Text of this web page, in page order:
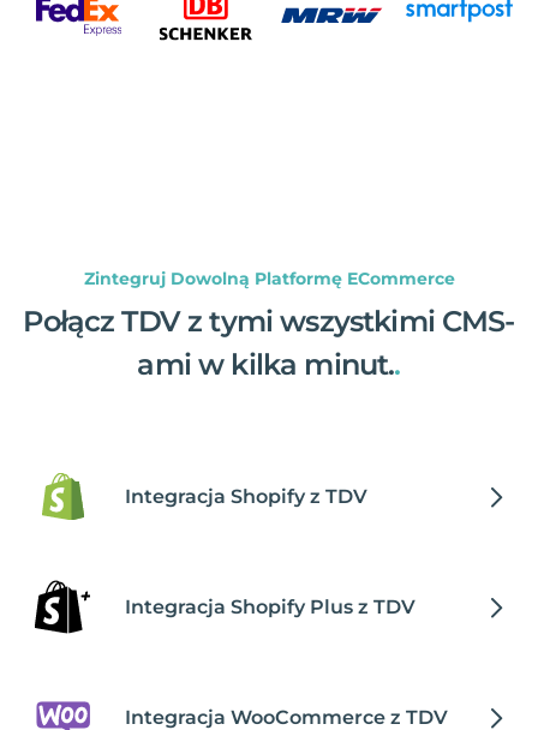
Zintegruj Dowolną Platformę ECommerce
Połącz TDV z tymi wszystkimi CMS-
ami w kilka minut..
Integracja Shopify z TDV
Integracja Shopify Plus z TDV
Integracja WooCommerce z TDV